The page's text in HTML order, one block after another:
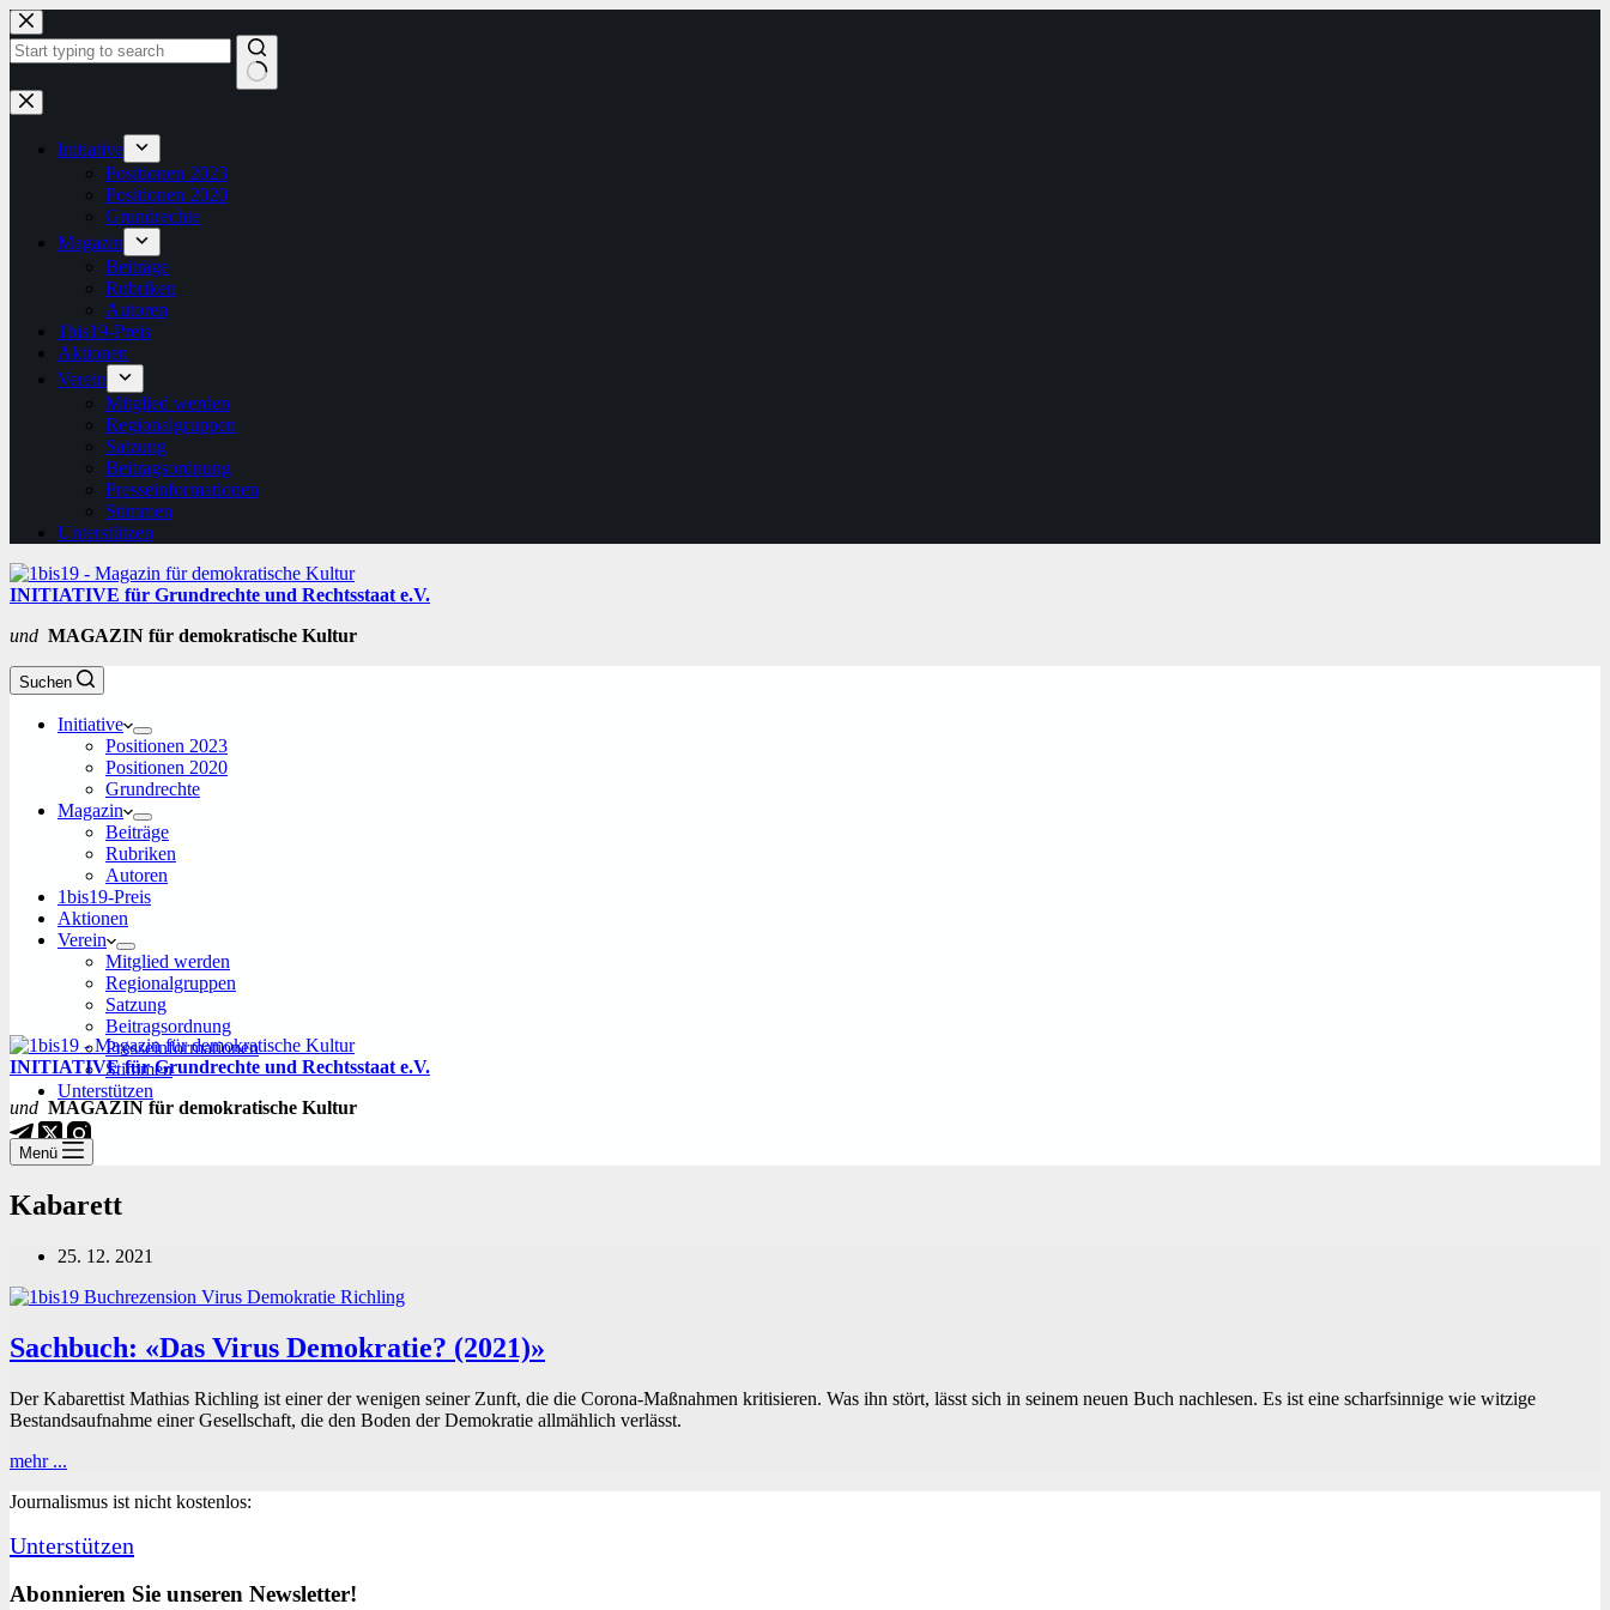
Zum
Inhalt
springen
Keine
Ergebnisse
Initiative
Positionen 2023
Positionen 2020
Grundrechte
Magazin
Beiträge
Rubriken
Autoren
1bis19-Preis
Aktionen
Verein
Mitglied werden
Regionalgruppen
Satzung
Beitragsordnung
Presseinformationen
Stimmen
Unterstützen
INITIATIVE für Grundrechte und Rechtsstaat e.V.
und MAGAZIN für demokratische Kultur
Suchen
Initiative
Positionen 2023
Positionen 2020
Grundrechte
Magazin
Beiträge
Rubriken
Autoren
1bis19-Preis
Aktionen
Verein
Mitglied werden
Regionalgruppen
Satzung
Beitragsordnung
Presseinformationen
Stimmen
Unterstützen
INITIATIVE für Grundrechte und Rechtsstaat e.V.
und MAGAZIN für demokratische Kultur
Menü
Kabarett
25. 12. 2021
Sachbuch: «Das Virus Demokratie? (2021)»
Der Kabarettist Mathias Richling ist einer der wenigen seiner Zunft, die die Corona-Maßnahmen kritisieren. Was ihn stört, lässt sich in seinem neuen Buch nachlesen. Es ist eine scharfsinnige wie witzige
Bestandsaufnahme einer Gesellschaft, die den Boden der Demokratie allmählich verlässt.
mehr ...
Virus
(2021)»
Journalismus ist nicht kostenlos:
Unterstützen
Abonnieren Sie unseren Newsletter!